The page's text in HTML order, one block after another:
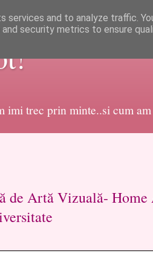
trec prin minte..si cum
de Artă Vizuală- Home
and to analyze traffic.
security metrics to ensure